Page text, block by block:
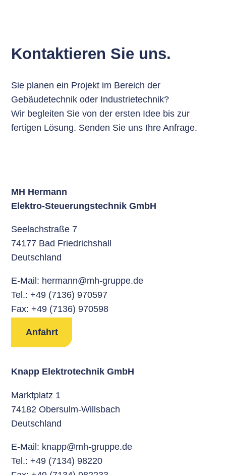
Kontaktieren Sie uns.
Sie planen ein Projekt im Bereich der
Gebäudetechnik oder Industrietechnik?
Wir begleiten Sie von der ersten Idee bis zur
fertigen Lösung. Senden Sie uns Ihre Anfrage.
MH Hermann
Elektro-Steuerungstechnik GmbH
Seelachstraße 7
74177 Bad Friedrichshall
Deutschland
E-Mail: hermann@mh-gruppe.de
Tel.:+49 (7136) 970597
Fax: +49 (7136) 970598
Anfahrt
Knapp Elektrotechnik GmbH
Marktplatz 1
74182 Obersulm-Willsbach
Deutschland
E-Mail: knapp@mh-gruppe.de
Tel.:+49 (7134) 98220